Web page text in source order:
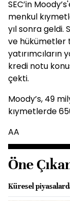
SEC’in
menkul
yıl sonra geldi.
ve hükümetler
yatırımcıların
kredi notu
çekti.
Moody’s, 49
kıymetlerde
AA
Öne
Küresel